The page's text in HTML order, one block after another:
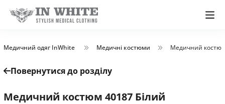
Медичний одяг InWhite Медичні костюми Медичний
Повернутися до розділу
Медичний костюм 40187 Білий